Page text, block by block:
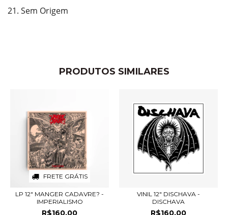
21. Sem Origem
PRODUTOS SIMILARES
FRETE GRÁTIS
LP 12" MANGER CADAVRE? -
IMPERIALISMO
R$160,00
VINIL 12" DISCHAVA -
DISCHAVA
R$160,00